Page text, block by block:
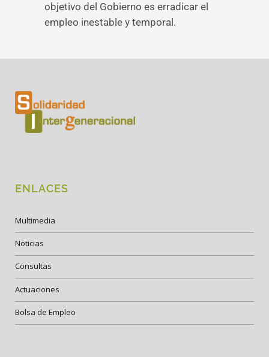
objetivo del Gobierno es erradicar el
empleo inestable y temporal.
ENLACES
Multimedia
Noticias
Consultas
Actuaciones
Bolsa de Empleo